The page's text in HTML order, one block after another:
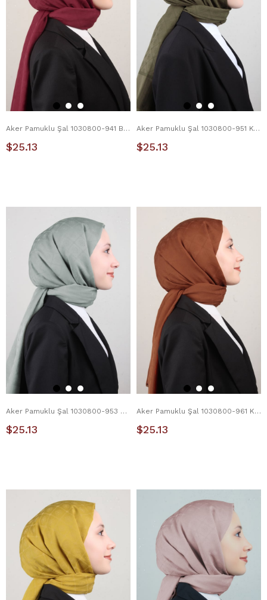
Aker Pamuklu Şal 1030800-941 Bordo
$25.13
Aker Pamuklu Şal 1030800-951 Koyu Haki
$25.13
Aker Pamuklu Şal 1030800-953 Mint Yeşili
$25.13
Aker Pamuklu Şal 1030800-961 Kiremit
$25.13